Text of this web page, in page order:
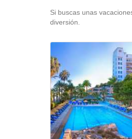
Si buscas unas
diversión.